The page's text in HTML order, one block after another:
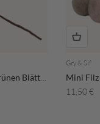
Gry & Sif
Angebot
11,50 €